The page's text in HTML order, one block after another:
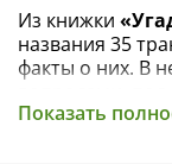
Из книжки
названия 35
факты о них. В
вопросами,
любой
Показать